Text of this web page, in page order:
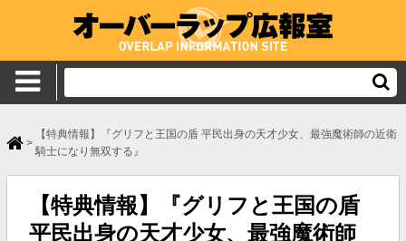
>
【特典情報】『グリフと王国の盾 平民出身の天才少女、最強魔術師の近衛
騎士になり無双する』
【特典情報】『グリフと王国の盾
平民出身の天才少女、最強魔術師